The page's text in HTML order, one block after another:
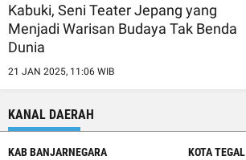
Kabuki, Seni Teater Jepang yang
Menjadi Warisan Budaya Tak Benda
Dunia
21 JAN 2025, 11:06 WIB
KANAL DAERAH
KAB BANJARNEGARA
KOTA TEGAL